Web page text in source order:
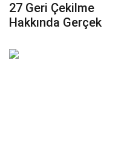
27 Geri Çekilme
Hakkında Gerçek